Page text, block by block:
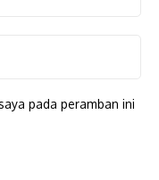
pada peramban ini